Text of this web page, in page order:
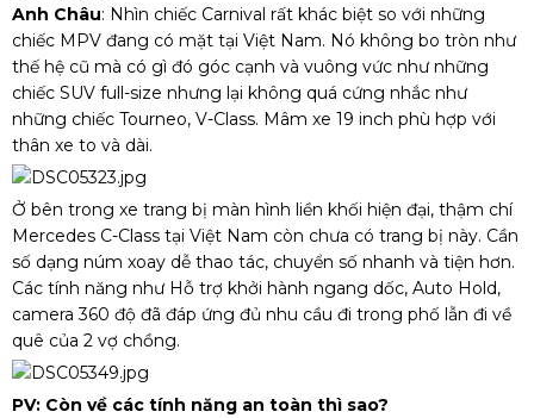
Anh Châu: Nhìn chiếc Carnival rất khác biệt so với những
chiếc MPV đang có mặt tại Việt Nam. Nó không bo tròn như
thế hệ cũ mà có gì đó góc cạnh và vuông vức như những
chiếc SUV full-size nhưng lại không quá cứng nhắc như
những chiếc Tourneo, V-Class. Mâm xe 19 inch phù hợp với
thân xe to và dài.
Ở bên trong xe trang bị màn hình liền khối hiện đại, thậm chí
Mercedes C-Class tại Việt Nam còn chưa có trang bị này. Cần
số dạng núm xoay dễ thao tác, chuyển số nhanh và tiện hơn.
Các tính năng như Hỗ trợ khởi hành ngang dốc, Auto Hold,
camera 360 độ đã đáp ứng đủ nhu cầu đi trong phố lẫn đi về
quê của 2 vợ chồng.
PV: Còn về các tính năng an toàn thì sao?